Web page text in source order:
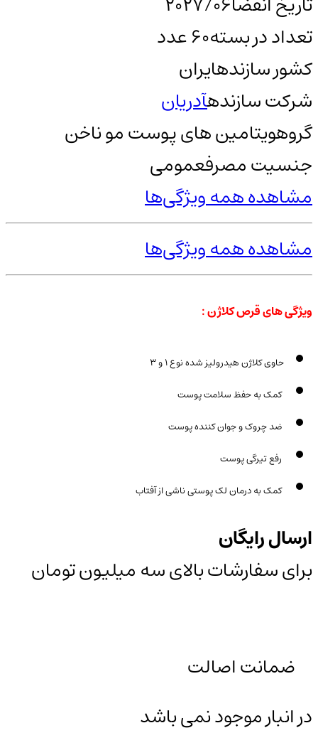
تعداد در بسته60 عدد
کشور سازندهایران
شرکت سازندهآدریان
گروهویتامین های پوست مو ناخن
جنسیت مصرفعمومی
مشاهده همه ویژگی‌ها
مشاهده همه ویژگی‌ها
ویژگی های قرص کلاژن :
حاوی کلاژن هیدرولیز شده نوع ۱ و ۳
کمک به حفظ سلامت پوست
ضد چروک و جوان کننده پوست
رفع تیرگی پوست
کمک به درمان لک پوستی ناشی از آفتاب
ارسال رایگان
برای سفارشات بالای سه میلیون تومان
ضمانت اصالت
در انبار موجود نمی باشد